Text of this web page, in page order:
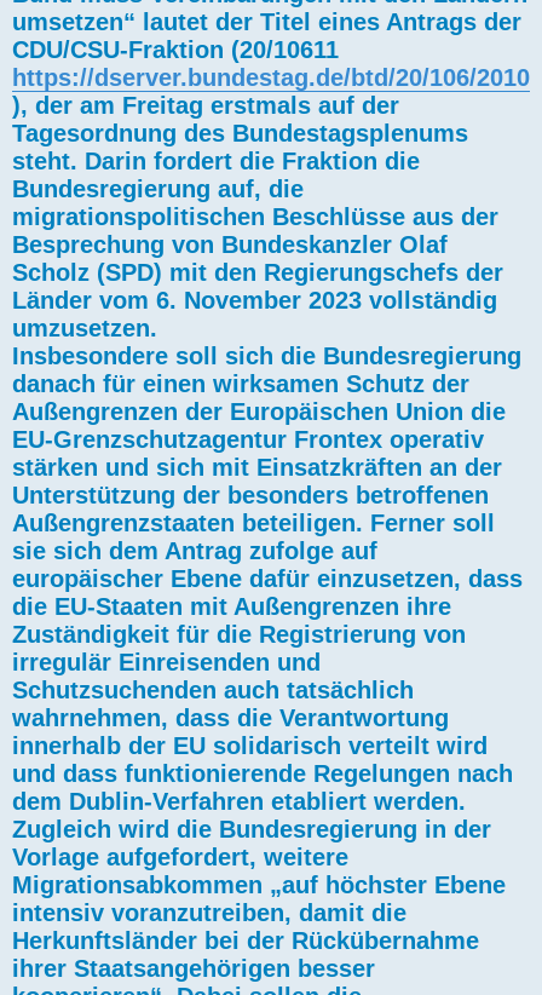
umsetzen“ lautet der Titel eines Antrags der
CDU/CSU-Fraktion (20/10611
https://dserver.bundestag.de/btd/20/106/
), der am Freitag erstmals auf der
Tagesordnung des Bundestagsplenums
steht. Darin fordert die Fraktion die
Bundesregierung auf, die
migrationspolitischen Beschlüsse aus der
Besprechung von Bundeskanzler Olaf
Scholz (SPD) mit den Regierungschefs der
Länder vom 6. November 2023 vollständig
umzusetzen.
Insbesondere soll sich die Bundesregierung
danach für einen wirksamen Schutz der
Außengrenzen der Europäischen Union die
EU-Grenzschutzagentur Frontex operativ
stärken und sich mit Einsatzkräften an der
Unterstützung der besonders betroffenen
Außengrenzstaaten beteiligen. Ferner soll
sie sich dem Antrag zufolge auf
europäischer Ebene dafür einzusetzen, dass
die EU-Staaten mit Außengrenzen ihre
Zuständigkeit für die Registrierung von
irregulär Einreisenden und
Schutzsuchenden auch tatsächlich
wahrnehmen, dass die Verantwortung
innerhalb der EU solidarisch verteilt wird
und dass funktionierende Regelungen nach
dem Dublin-Verfahren etabliert werden.
Zugleich wird die Bundesregierung in der
Vorlage aufgefordert, weitere
Migrationsabkommen „auf höchster Ebene
intensiv voranzutreiben, damit die
Herkunftsländer bei der Rückübernahme
ihrer Staatsangehörigen besser